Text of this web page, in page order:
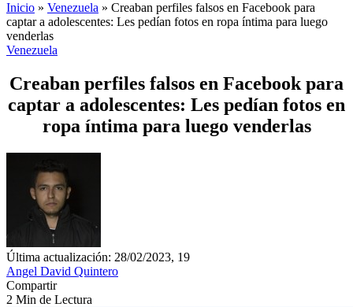
Inicio » Venezuela » Creaban perfiles falsos en Facebook para
captar a adolescentes: Les pedían fotos en ropa íntima para luego
venderlas
Venezuela
Creaban perfiles falsos en Facebook para
captar a adolescentes: Les pedían fotos en
ropa íntima para luego venderlas
Última actualización: 28/02/2023, 19
Angel David Quintero
Compartir
2 Min de Lectura